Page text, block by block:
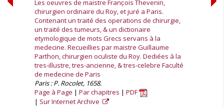
Les oeuvres de maistre Franc̦ois Thevenin,
chirurgien ordinaire du Roy, et juré a Paris.
Contenant un traité des operations de chirurgie,
un traité des tumeurs, & un dictionaire
etymologique de mots Grecs servans à la
medecine. Recueillies par maistre Guillaume
Parthon, chirurgien oculiste du Roy. Dediées à la
tres-illustre, tres-ancienne, & tres-celebre Faculté
de medecine de Paris
Paris : P. Rocolet, 1658.
Page à Page
Par chapitres
PDF
Sur Internet Archive